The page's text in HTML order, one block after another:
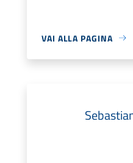
VAI ALLA PAGINA